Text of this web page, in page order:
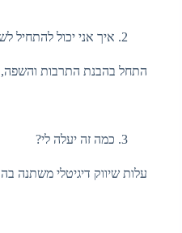
איך אני יכול להתחיל
התחל בהבנת התרבות
כמה זה יעלה לי?
עלות שיווק דיגיטלי משתנה